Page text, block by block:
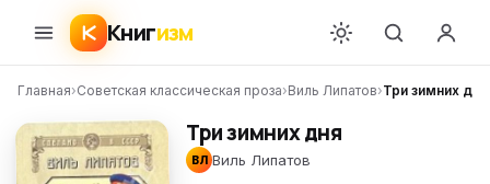
Книгизм
Главная›Советская классическая проза›Виль Липатов›Три зимних дня
Три зимних дня
ВЛ Виль Липатов